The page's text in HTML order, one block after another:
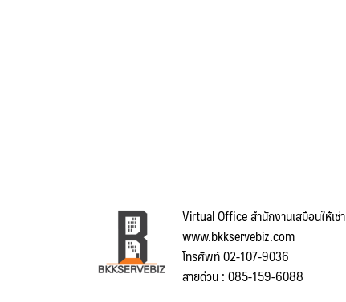
Virtual Office สำนักงานเสมือนให้เช่า
www.bkkservebiz.com
โทรศัพท์ 02-107-9036
สายด่วน : 085-159-6088